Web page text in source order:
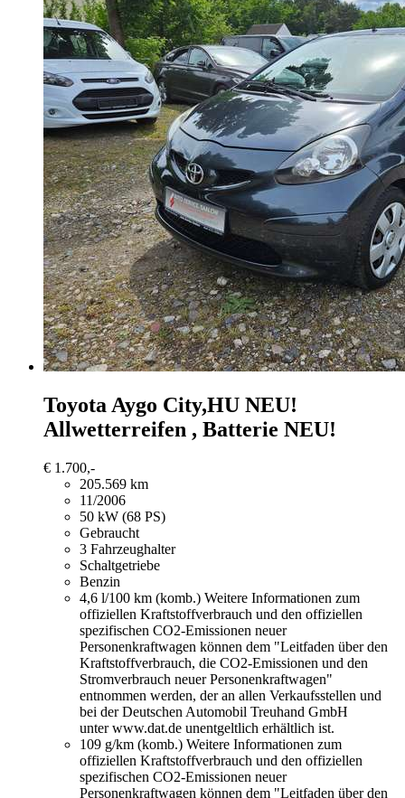
Toyota Aygo City,HU NEU!
Allwetterreifen , Batterie NEU!
€ 1.700,-
205.569 km
11/2006
50 kW (68 PS)
Gebraucht
3 Fahrzeughalter
Schaltgetriebe
Benzin
4,6 l/100 km (komb.) Weitere Informationen zum
offiziellen Kraftstoffverbrauch und den offiziellen
spezifischen CO2-Emissionen neuer
Personenkraftwagen können dem "Leitfaden über den
Kraftstoffverbrauch, die CO2-Emissionen und den
Stromverbrauch neuer Personenkraftwagen"
entnommen werden, der an allen Verkaufsstellen und
bei der Deutschen Automobil Treuhand GmbH
unter www.dat.de unentgeltlich erhältlich ist.
109 g/km (komb.) Weitere Informationen zum
offiziellen Kraftstoffverbrauch und den offiziellen
spezifischen CO2-Emissionen neuer
Personenkraftwagen können dem "Leitfaden über den